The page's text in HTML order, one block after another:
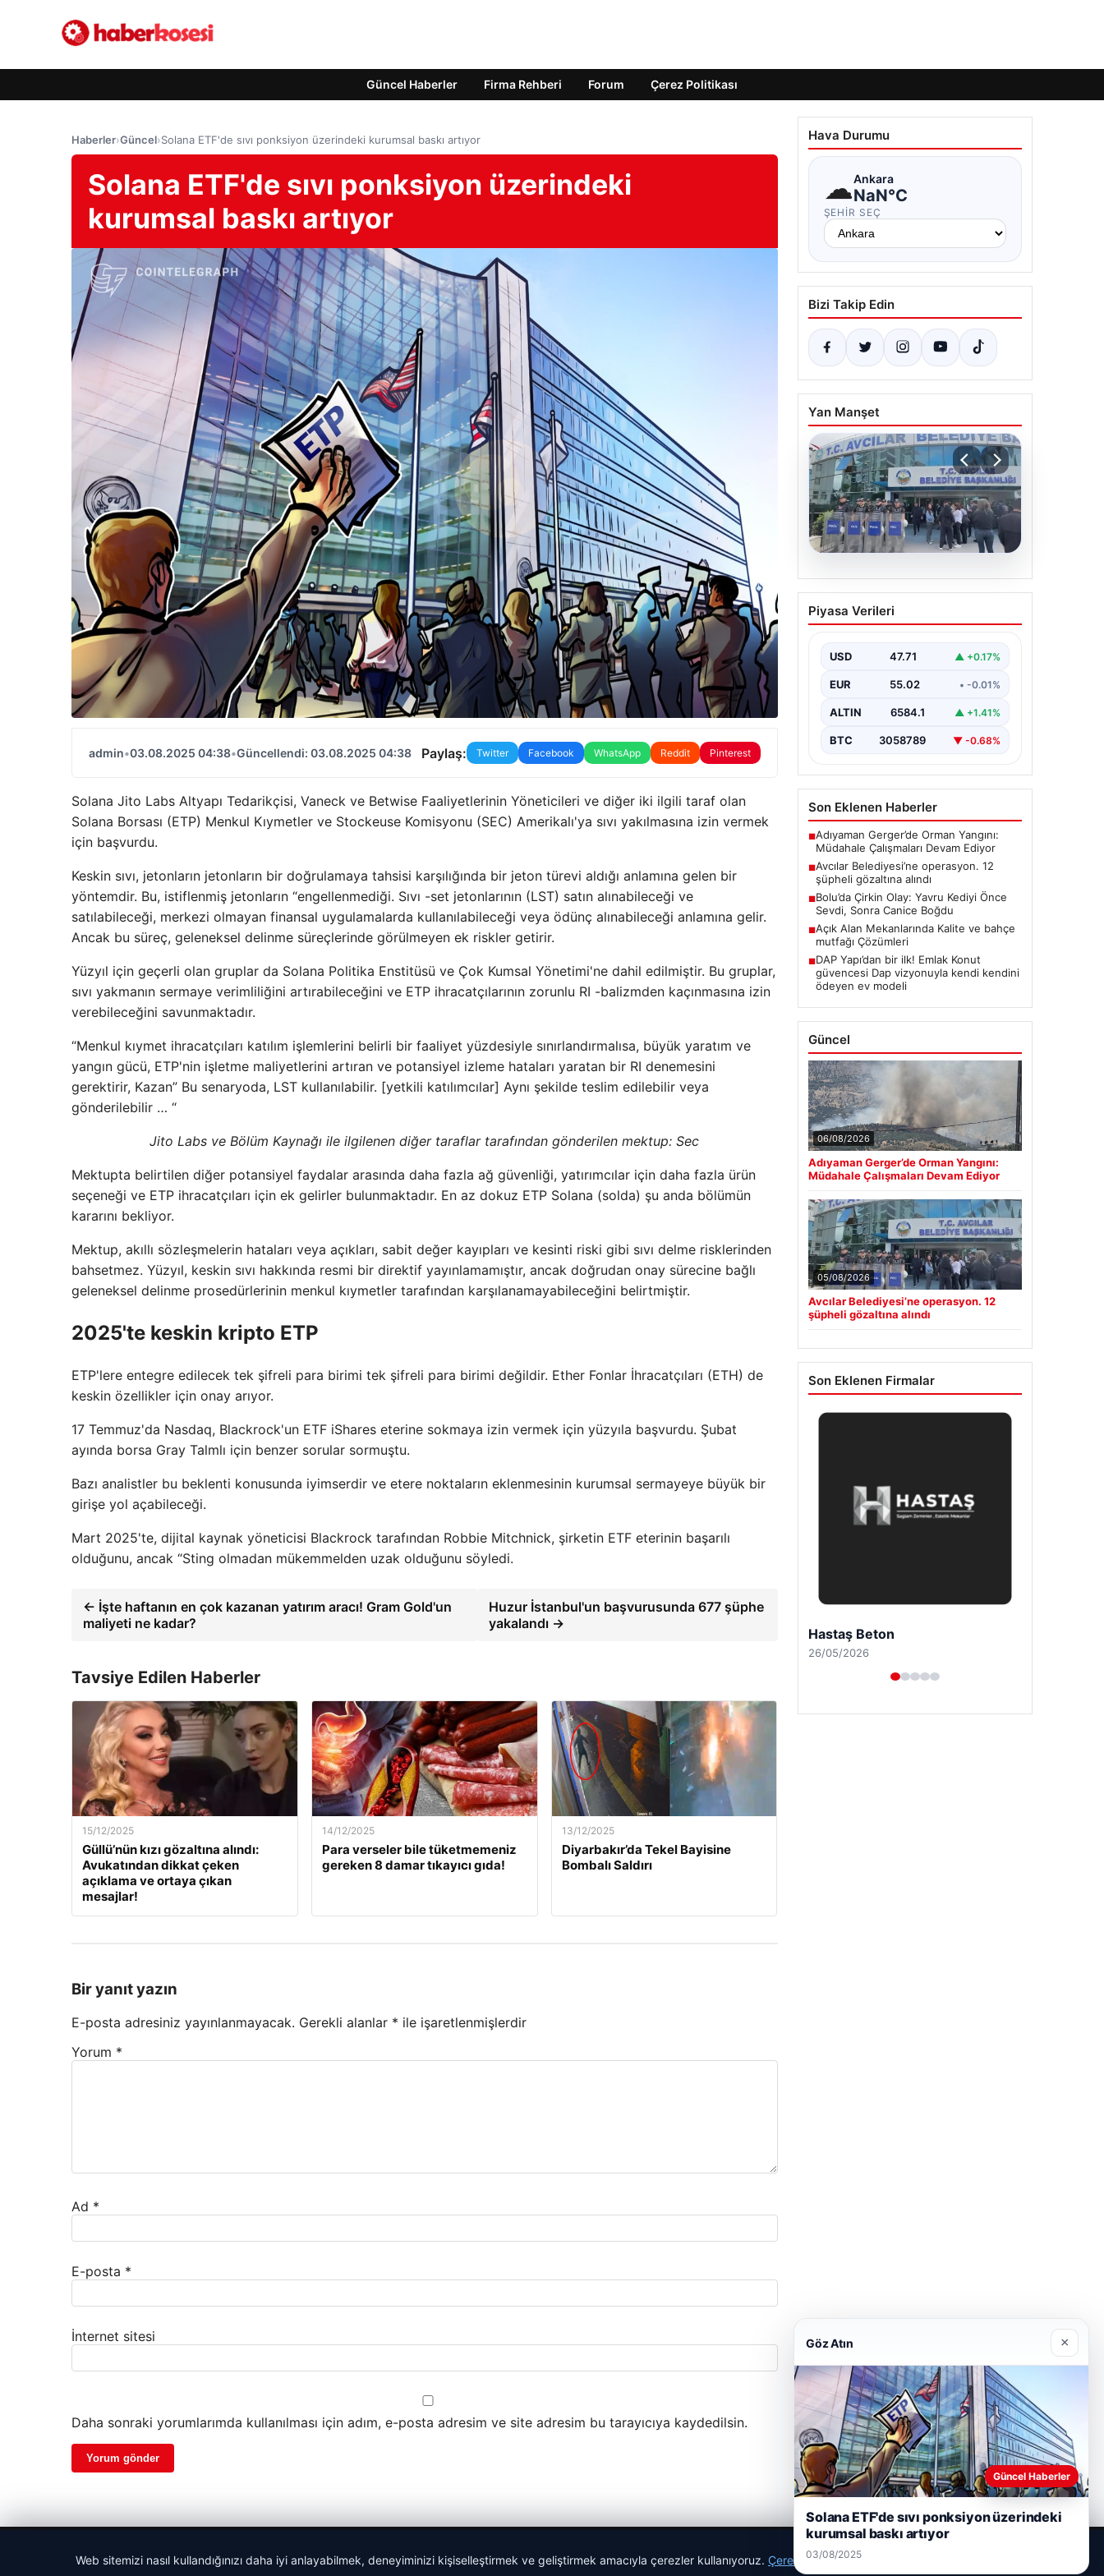
Güncel Haberler Firma Rehberi Forum Çerez Politikası
Haberler›Güncel›Solana ETF'de sıvı ponksiyon üzerindeki kurumsal baskı artıyor
Solana ETF'de sıvı ponksiyon üzerindeki
kurumsal baskı artıyor
admin•03.08.2025 04:38•Güncellendi: 03.08.2025 04:38 Paylaş: Twitter Facebook WhatsApp Reddit Pinterest
Solana Jito Labs Altyapı Tedarikçisi, Vaneck ve Betwise Faaliyetlerinin Yöneticileri ve diğer iki ilgili taraf olan
Solana Borsası (ETP) Menkul Kıymetler ve Stockeuse Komisyonu (SEC) Amerikalı'ya sıvı yakılmasına izin vermek
için başvurdu.
Keskin sıvı, jetonların jetonların bir doğrulamaya tahsisi karşılığında bir jeton türevi aldığı anlamına gelen bir
yöntemdir. Bu, istiflenmiş jetonların “engellenmediği. Sıvı -set jetonlarının (LST) satın alınabileceği ve
satılabileceği, merkezi olmayan finansal uygulamalarda kullanılabileceği veya ödünç alınabileceği anlamına gelir.
Ancak bu süreç, geleneksel delinme süreçlerinde görülmeyen ek riskler getirir.
Yüzyıl için geçerli olan gruplar da Solana Politika Enstitüsü ve Çok Kumsal Yönetimi'ne dahil edilmiştir. Bu gruplar,
sıvı yakmanın sermaye verimliliğini artırabileceğini ve ETP ihracatçılarının zorunlu RI -balizmden kaçınmasına izin
verebileceğini savunmaktadır.
“Menkul kıymet ihracatçıları katılım işlemlerini belirli bir faaliyet yüzdesiyle sınırlandırmalısa, büyük yaratım ve
yangın gücü, ETP'nin işletme maliyetlerini artıran ve potansiyel izleme hataları yaratan bir RI denemesini
gerektirir, Kazan” Bu senaryoda, LST kullanılabilir. [yetkili katılımcılar] Aynı şekilde teslim edilebilir veya
gönderilebilir … “
Jito Labs ve Bölüm Kaynağı ile ilgilenen diğer taraflar tarafından gönderilen mektup:Sec
Mektupta belirtilen diğer potansiyel faydalar arasında daha fazla ağ güvenliği, yatırımcılar için daha fazla ürün
seçeneği ve ETP ihracatçıları için ek gelirler bulunmaktadır. En az dokuz ETP Solana (solda) şu anda bölümün
kararını bekliyor.
Mektup, akıllı sözleşmelerin hataları veya açıkları, sabit değer kayıpları ve kesinti riski gibi sıvı delme risklerinden
bahsetmez. Yüzyıl, keskin sıvı hakkında resmi bir direktif yayınlamamıştır, ancak doğrudan onay sürecine bağlı
geleneksel delinme prosedürlerinin menkul kıymetler tarafından karşılanamayabileceğini belirtmiştir.
2025'te keskin kripto ETP
ETP'lere entegre edilecek tek şifreli para birimi tek şifreli para birimi değildir. Ether Fonlar İhracatçıları (ETH) de
keskin özellikler için onay arıyor.
17 Temmuz'da Nasdaq, Blackrock'un ETF iShares eterine sokmaya izin vermek için yüzyıla başvurdu. Şubat
ayında borsa Gray Talmlı için benzer sorular sormuştu.
Bazı analistler bu beklenti konusunda iyimserdir ve etere noktaların eklenmesinin kurumsal sermayeye büyük bir
girişe yol açabileceği.
Mart 2025'te, dijital kaynak yöneticisi Blackrock tarafından Robbie Mitchnick, şirketin ETF eterinin başarılı
olduğunu, ancak “Sting olmadan mükemmelden uzak olduğunu söyledi.
← İşte haftanın en çok kazanan yatırım aracı! Gram Gold'un
maliyeti ne kadar?
Huzur İstanbul'un başvurusunda 677 şüphe
yakalandı →
Tavsiye Edilen Haberler
15/12/2025
Güllü’nün kızı gözaltına alındı:
Avukatından dikkat çeken
açıklama ve ortaya çıkan
mesajlar!
14/12/2025
Para verseler bile tüketmemeniz
gereken 8 damar tıkayıcı gıda!
13/12/2025
Diyarbakır’da Tekel Bayisine
Bombalı Saldırı
Bir yanıt yazın
E-posta adresiniz yayınlanmayacak. Gerekli alanlar * ile işaretlenmişlerdir
Yorum *
Ad *
E-posta *
İnternet sitesi
Daha sonraki yorumlarımda kullanılması için adım, e-posta adresim ve site adresim bu tarayıcıya kaydedilsin.
Hava Durumu
☁Ankara
NaN°C
ŞEHIR SEÇ
Bizi Takip Edin
Yan Manşet
05.08.2026
Avcılar Belediyesi’ne
operasyon. 12 şüpheli
Piyasa Verileri
USD 47.71 ▲ +0.17%
EUR 55.02 • -0.01%
ALTIN 6584.1 ▲ +1.41%
BTC 3058789 ▼ -0.68%
Son Eklenen Haberler
■Adıyaman Gerger’de Orman Yangını:
Müdahale Çalışmaları Devam Ediyor
■Avcılar Belediyesi’ne operasyon. 12
şüpheli gözaltına alındı
■Bolu’da Çirkin Olay: Yavru Kediyi Önce
Sevdi, Sonra Canice Boğdu
■Açık Alan Mekanlarında Kalite ve bahçe
mutfağı Çözümleri
■DAP Yapı’dan bir ilk! Emlak Konut
güvencesi Dap vizyonuyla kendi kendini
ödeyen ev modeli
Güncel
06/08/2026
Adıyaman Gerger’de Orman Yangını:
Müdahale Çalışmaları Devam Ediyor
05/08/2026
Avcılar Belediyesi’ne operasyon. 12
şüpheli gözaltına alındı
Son Eklenen Firmalar
Enes Kaplan Avukatlık Bürosu
28/04/2026
Web sitemizi nasıl kullandığınızı daha iyi anlayabilmek, deneyiminizi kişiselleştirmek ve geliştirmek amacıyla çerezler kullanıyoruz. Çerez Politikamız
Göz Atın ×
Güncel Haberler
Solana ETF'de sıvı ponksiyon üzerindeki
kurumsal baskı artıyor
03/08/2025